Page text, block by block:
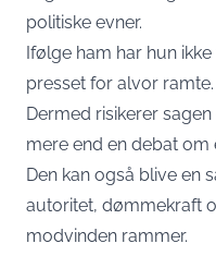
politiske evner.
Ifølge ham har hun
presset for alvor ramte.
Dermed risikerer
mere end en debat
Den kan også blive en
autoritet, dømmekraft
modvinden rammer.